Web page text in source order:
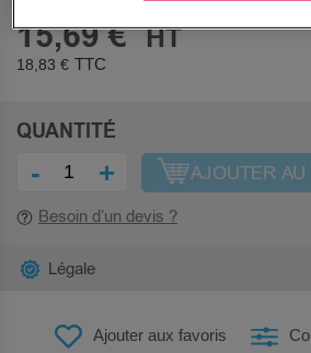
15,69 €
18,83 €
QUANTITÉ
- + AJOUTER AU
Besoin d’un devis ?
Ajouter aux favoris
Légale